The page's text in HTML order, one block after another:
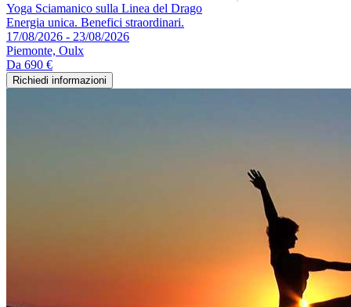
Yoga Sciamanico sulla Linea del Drago
Energia unica. Benefici straordinari.
17/08/2026 - 23/08/2026
Piemonte, Oulx
Da 690 €
Richiedi informazioni